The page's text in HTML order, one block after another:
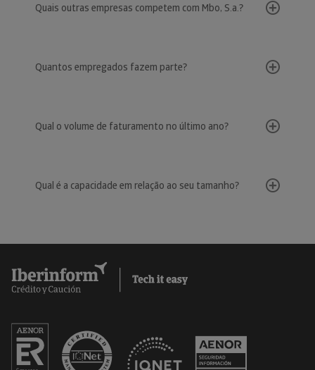
Quais outras empresas competem com Mbo, S.a.?
Quantos empregados fazem parte?
Qual o volume de faturamento no último ano?
Qual é a capacidade em relação ao seu tamanho?